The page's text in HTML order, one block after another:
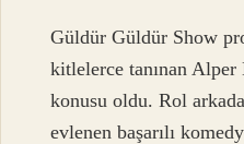
Güldür Güldür Show
kitlelerce tanınan Alper
konusu oldu. Rol
evlenen başarılı